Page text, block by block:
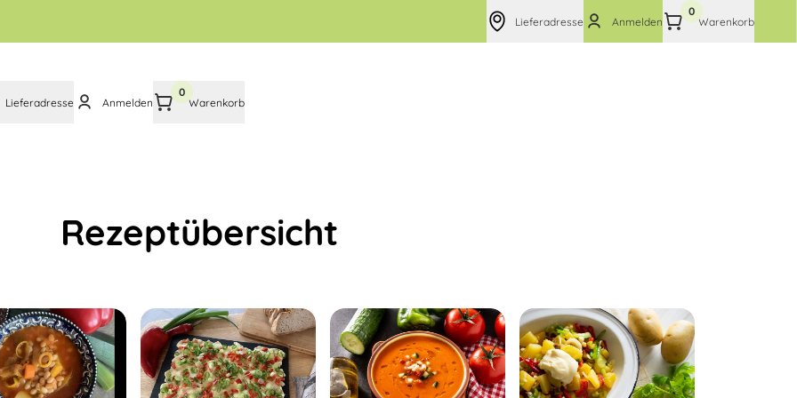
Lieferadresse Anmelden
0
Warenkorb
Lieferadresse Anmelden
0
Warenkorb
Rezeptübersicht